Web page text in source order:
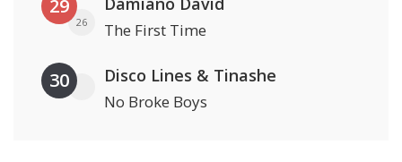
29
26 The First Time
30 Disco Lines & Tinashe
No Broke Boys